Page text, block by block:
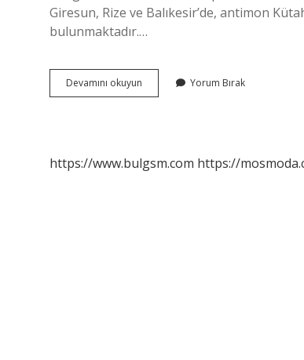
Giresun, Rize ve Balıkesir’de, antimon
bulunmaktadır.…
Devamını okuyun
Hangi
Yorum Bırak
https://www.bulgsm.com https://